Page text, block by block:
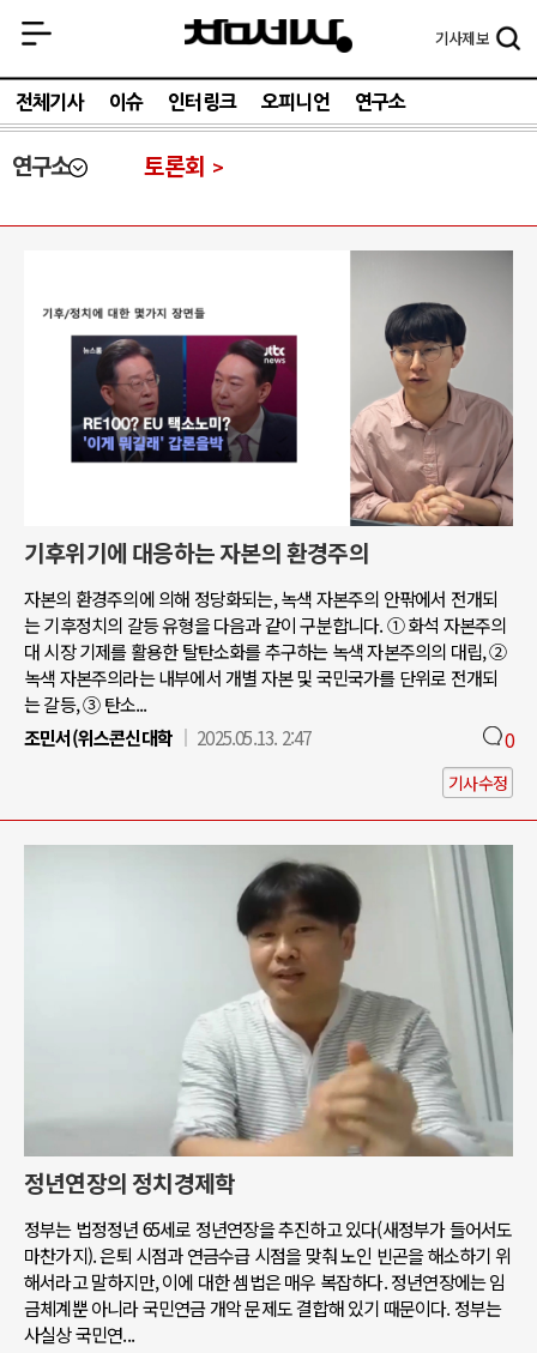
기사제보
전체기사 이슈 인터링크 오피니언 연구소
연구소 토론회
기후위기에 대응하는 자본의 환경주의
자본의 환경주의에 의해 정당화되는, 녹색 자본주의 안팎에서 전개되
는 기후정치의 갈등 유형을 다음과 같이 구분합니다. ① 화석 자본주의
대 시장 기제를 활용한 탈탄소화를 추구하는 녹색 자본주의의 대립, ②
녹색 자본주의라는 내부에서 개별 자본 및 국민국가를 단위로 전개되
는 갈등, ③ 탄소...
조민서(위스콘신대학
2025.05.13. 2:47 0
기사수정
정년연장의 정치경제학
정부는 법정정년 65세로 정년연장을 추진하고 있다(새정부가 들어서도
마찬가지). 은퇴 시점과 연금수급 시점을 맞춰 노인 빈곤을 해소하기 위
해서라고 말하지만, 이에 대한 셈법은 매우 복잡하다. 정년연장에는 임
금체계뿐 아니라 국민연금 개악 문제도 결합해 있기 때문이다. 정부는
사실상 국민연...